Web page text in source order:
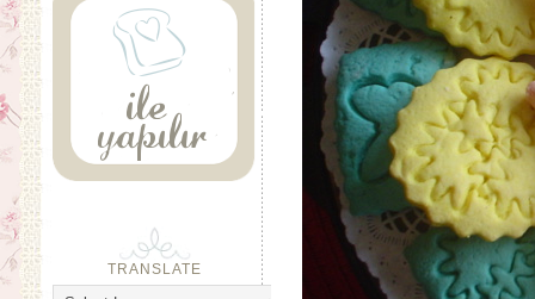
TRANSLATE